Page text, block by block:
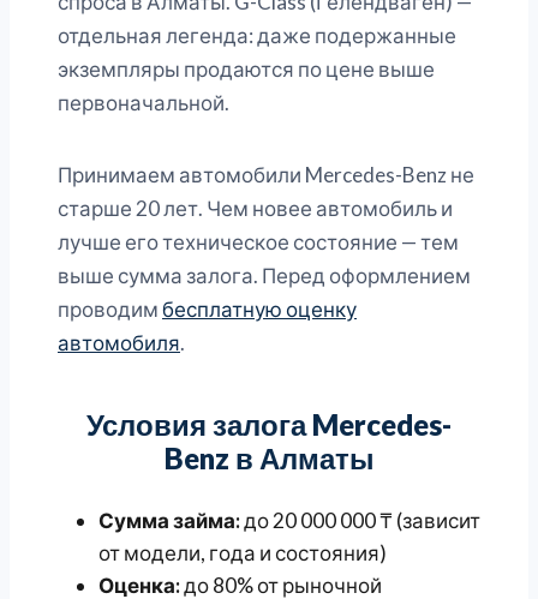
отдельная легенда: даже подержанные
экземпляры продаются по цене выше
первоначальной.
Принимаем автомобили Mercedes-Benz не
старше 20 лет. Чем новее автомобиль и
лучше его техническое состояние — тем
выше сумма залога. Перед оформлением
проводимбесплатную оценку
автомобиля.
Условия залога Mercedes-
Benz в Алматы
Сумма займа:до 20 000 000 ₸ (зависит
от модели, года и состояния)
Оценка:до 80% от рыночной